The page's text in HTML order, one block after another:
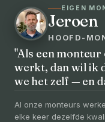
EIGEN
Jeroen
HOOFD-
"Als een
werkt, dan wil ik
we het zelf — en
Al onze monteurs
elke keer dezelfde
VOORHEEN → NA
Uw
3-5 dagen